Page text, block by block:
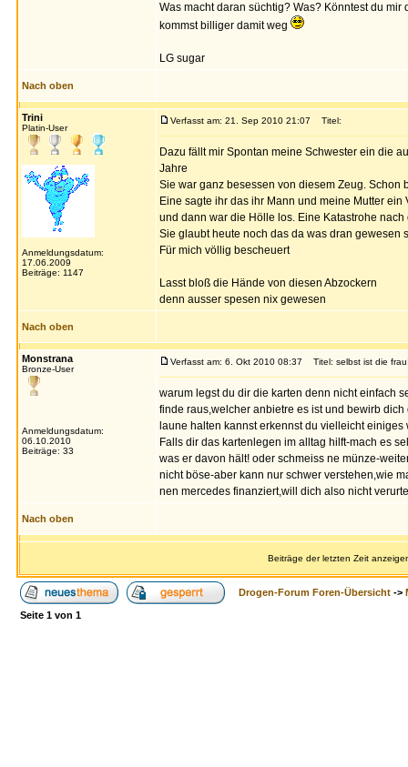
Was macht daran süchtig? Was? Könntest du
kommst billiger damit weg
LG sugar
Nach oben
Trini
Platin-User
Anmeldungsdatum:
17.06.2009
Beiträge: 1147
Verfasst am: 21. Sep 2010 21:07 Titel:
Dazu fällt mir Spontan meine Schwester ein die
Jahre
Sie war ganz besessen von diesem Zeug. Schon
Eine sagte ihr das ihr Mann und meine Mutter
und dann war die Hölle los. Eine Katastrohe
Sie glaubt heute noch das da was dran gewesen
Für mich völlig bescheuert
Lasst bloß die Hände von diesen Abzockern
denn ausser spesen nix gewesen
Nach oben
Monstrana
Bronze-User
Anmeldungsdatum:
06.10.2010
Beiträge: 33
Verfasst am: 6. Okt 2010 08:37 Titel: selbst ist die
warum legst du dir die karten denn nicht einfach
finde raus,welcher anbietre es ist und bewirb
laune halten kannst erkennst du vielleicht einiges
Falls dir das kartenlegen im alltag hilft-mach es
was er davon hält! oder schmeiss ne münze-
nicht böse-aber kann nur schwer verstehen,wie
nen mercedes finanziert,will dich also nicht
Nach oben
Beiträge der letzten Zeit
Drogen-Forum Foren-Übersicht ->
Seite 1 von 1